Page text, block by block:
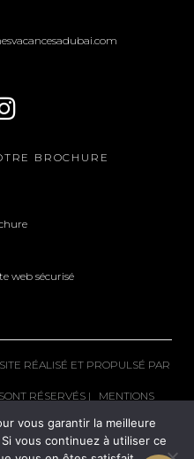
BROCHURE
web sécurisé
RÉALISÉ ET PROPULSÉ PAR
RÉSERVÉS | MENTIONS
| FAQ
vous garantir la meilleure
vous continuez à utiliser ce